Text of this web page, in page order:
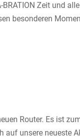
Zeit und
besonderen
Router. Es ist
auf unsere neueste